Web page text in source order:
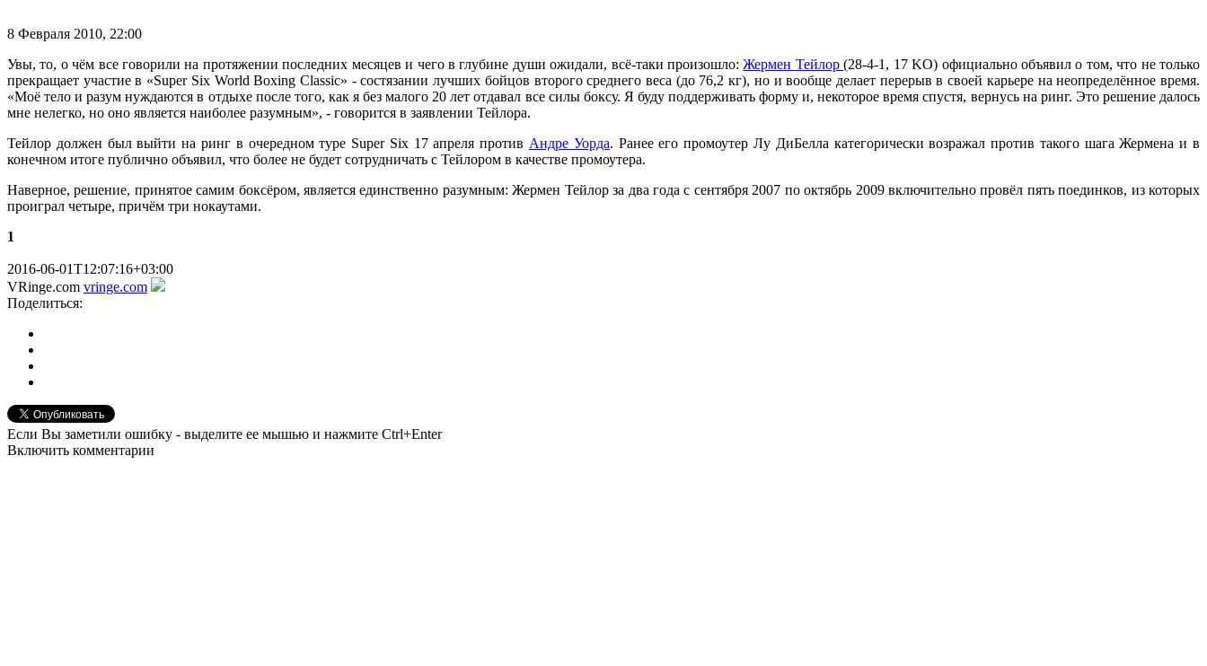
8 Февраля 2010, 22:00
Увы, то, о чём все говорили на протяжении последних месяцев и чего в глубине души ожидали, всё-таки произошло:Жермен Тейлор(28-4-1, 17 KO) официально объявил о том, что не только
прекращает участие в «Super Six World Boxing Classic» - состязании лучших бойцов второго среднего веса (до 76,2 кг), но и вообще делает перерыв в своей карьере на неопределённое время.
«Моё тело и разум нуждаются в отдыхе после того, как я без малого 20 лет отдавал все силы боксу. Я буду поддерживать форму и, некоторое время спустя, вернусь на ринг. Это решение далось
мне нелегко, но оно является наиболее разумным», - говорится в заявлении Тейлора.
Тейлор должен был выйти на ринг в очередном туре Super Six 17 апреля против Андре Уорда. Ранее его промоутер Лу ДиБелла категорически возражал против такого шага Жермена и в
конечном итоге публично объявил, что более не будет сотрудничать с Тейлором в качестве промоутера.
Наверное, решение, принятое самим боксёром, является единственно разумным: Жермен Тейлор за два года с сентября 2007 по октябрь 2009 включительно провёл пять поединков, из которых
проиграл четыре, причём три нокаутами.
1
2016-06-01T12:07:16+03:00
VRinge.com vringe.com
Поделиться:
Если Вы заметили ошибку - выделите ее мышью и нажмите Ctrl+Enter
Включить комментарии